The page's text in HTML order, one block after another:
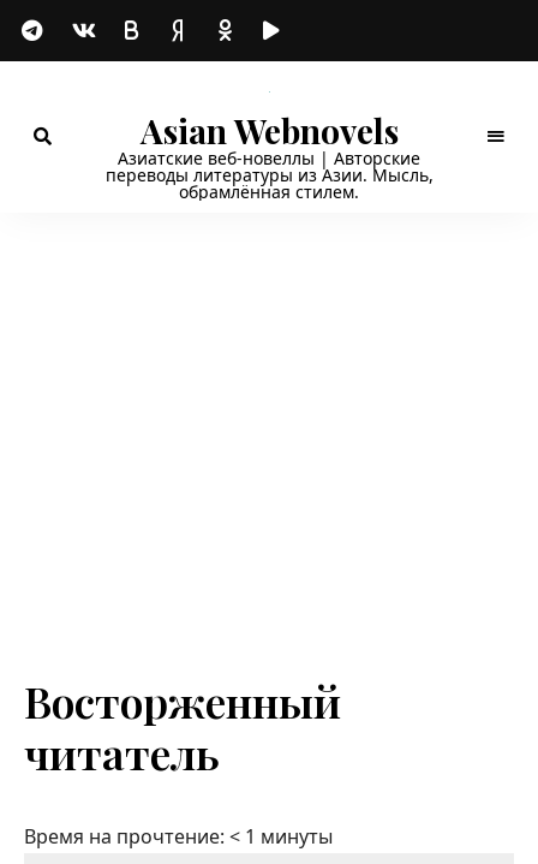
Asian Webnovels
Азиатские веб-новеллы | Авторские
переводы литературы из Азии. Мысль,
обрамлённая стилем.
Восторженный
читатель
Время на прочтение: < 1 минуты